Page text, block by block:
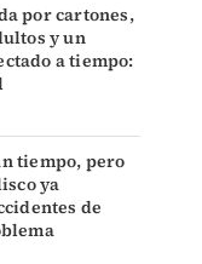
por cartones,
y un
a tiempo:
tiempo, pero
ya
de